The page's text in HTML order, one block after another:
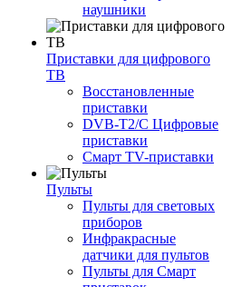
наушники
Приставки для цифрового
ТВ
Восстановленные
приставки
DVB-T2/C Цифровые
приставки
Смарт ТV-приставки
Пульты
Пульты для световых
приборов
Инфракрасные
датчики для пультов
Пульты для Смарт